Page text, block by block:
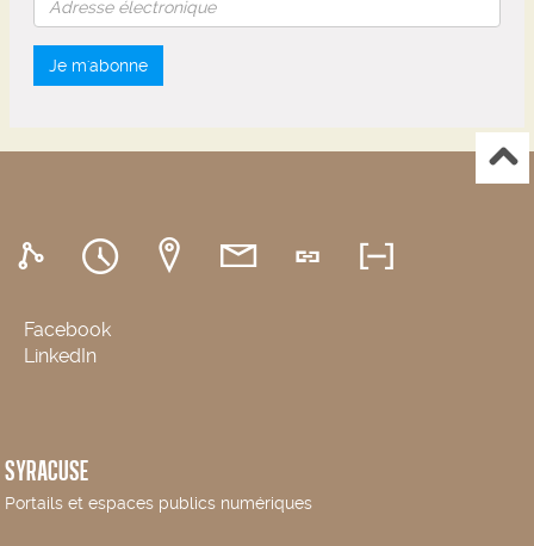
Je m'abonne
Facebook
LinkedIn
SYRACUSE
Portails et espaces publics numériques